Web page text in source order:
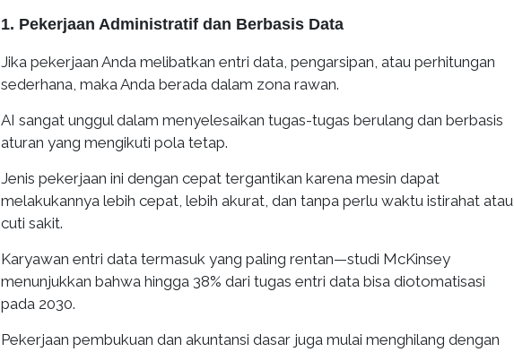
1. Pekerjaan Administratif dan Berbasis Data
Jika pekerjaan Anda melibatkan entri data, pengarsipan, atau perhitungan
sederhana, maka Anda berada dalam zona rawan.
AI sangat unggul dalam menyelesaikan tugas-tugas berulang dan berbasis
aturan yang mengikuti pola tetap.
Jenis pekerjaan ini dengan cepat tergantikan karena mesin dapat
melakukannya lebih cepat, lebih akurat, dan tanpa perlu waktu istirahat atau
cuti sakit.
Karyawan entri data termasuk yang paling rentan—studi McKinsey
menunjukkan bahwa hingga 38% dari tugas entri data bisa diotomatisasi
pada 2030.
Pekerjaan pembukuan dan akuntansi dasar juga mulai menghilang dengan